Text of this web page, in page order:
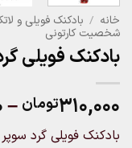
خانه / بادکنک فویلی و
شخصیت کارتونی
بادکنک فویلی
۳۱۰,۰۰۰تومان –
بادکنک فویلی گرد